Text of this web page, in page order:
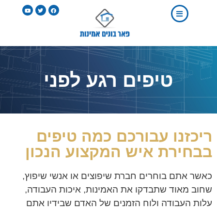
טיפים רגע לפני
ריכזנו עבורכם כמה טיפים
בבחירת איש המקצוע הנכון
כאשר אתם בוחרים חברת שיפוצים או אנשי שיפוץ,
שחוב מאוד שתבדקו את האמינות, איכות העבודה,
עלות העבודה ולוח הזמנים של האדם שבידיו אתם